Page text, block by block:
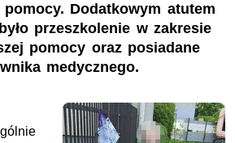
Dodatkowym atutem
przeszkolenie w zakresie
pomocy oraz posiadane
medycznego.